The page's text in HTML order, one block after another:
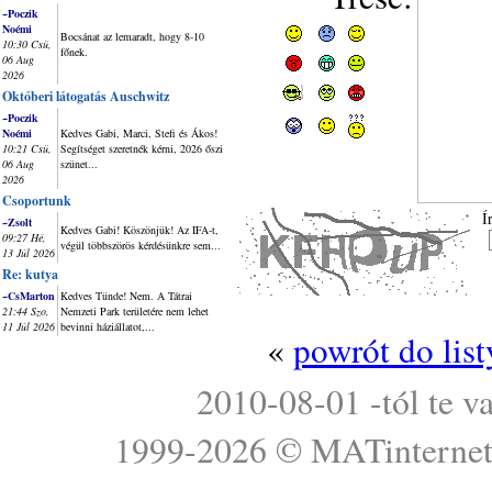
~Poczik
Noémi
10:30 Csü,
06 Aug
2026
Bocsánat az lemaradt, hogy 8-10
főnek.
Októberi látogatás Auschwitz
~Poczik
Noémi
10:21 Csü,
06 Aug
2026
Kedves Gabi, Marci, Stefi és Ákos!
Segítséget szeretnék kérni, 2026 őszi
szünet...
Csoportunk
~Zsolt
09:27 Hé,
13 Júl 2026
Kedves Gabi! Köszönjük! Az IFA-t,
végül többszörös kérdésünkre sem...
Re: kutya
~CsMarton
21:44 Szo,
11 Júl 2026
Kedves Tünde! Nem. A Tátrai
Nemzeti Park területére nem lehet
bevinni háziállatot,...
« powrót do
2010-08-01 -tól te
1999-2026 © MATinternet